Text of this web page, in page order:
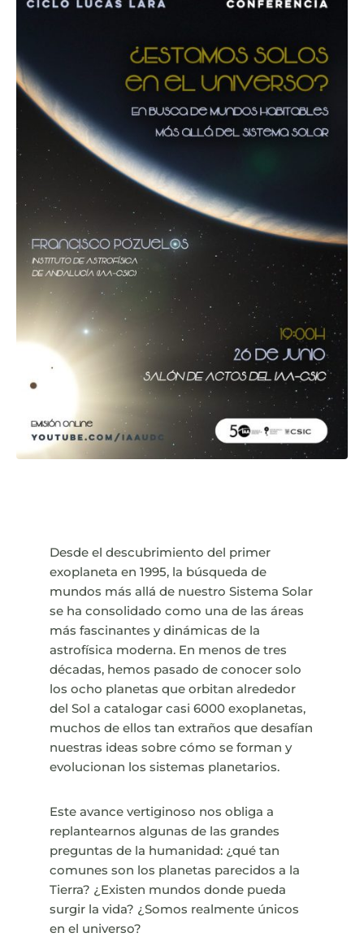
Desde el descubrimiento del primer
exoplaneta en 1995, la búsqueda de
mundos más allá de nuestro Sistema Solar
se ha consolidado como una de las áreas
más fascinantes y dinámicas de la
astrofísica moderna. En menos de tres
décadas, hemos pasado de conocer solo
los ocho planetas que orbitan alrededor
del Sol a catalogar casi 6000 exoplanetas,
muchos de ellos tan extraños que desafían
nuestras ideas sobre cómo se forman y
evolucionan los sistemas planetarios.
Este avance vertiginoso nos obliga a
replantearnos algunas de las grandes
preguntas de la humanidad: ¿qué tan
comunes son los planetas parecidos a la
Tierra? ¿Existen mundos donde pueda
surgir la vida? ¿Somos realmente únicos
en el universo?